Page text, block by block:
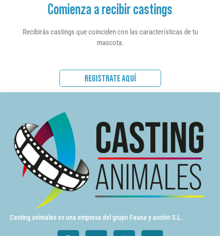
Comienza a recibir castings
Recibirás castings que coinciden con las características de tu
mascota.
REGISTRATE AQUÍ
Casting animales es una empresa del grupo Fauna y acción S.L.